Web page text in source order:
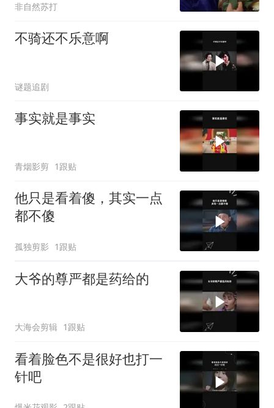
非自然苏打
不骑还不乐意啊
谜题追剧
事实就是事实
青烟影剪 1跟贴
他只是看着傻，其实一点
都不傻
孤独剪影 1跟贴
大爷的尊严都是药给的
大海会剪辑 1跟贴
看着脸色不是很好也打一
针吧